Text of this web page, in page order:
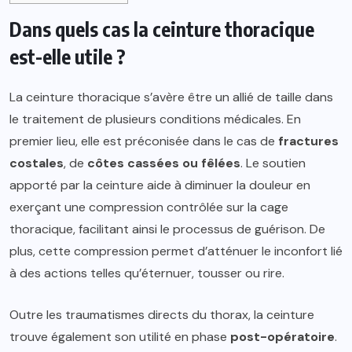
Dans quels cas la ceinture thoracique
est-elle utile ?
La ceinture thoracique s’avère être un allié de taille dans
le traitement de plusieurs conditions médicales. En
premier lieu, elle est préconisée dans le cas de fractures
costales, de côtes cassées ou fêlées. Le soutien
apporté par la ceinture aide à diminuer la douleur en
exerçant une compression contrôlée sur la cage
thoracique, facilitant ainsi le processus de guérison. De
plus, cette compression permet d’atténuer le inconfort lié
à des actions telles qu’éternuer, tousser ou rire.
Outre les traumatismes directs du thorax, la ceinture
trouve également son utilité en phase post-opératoire.